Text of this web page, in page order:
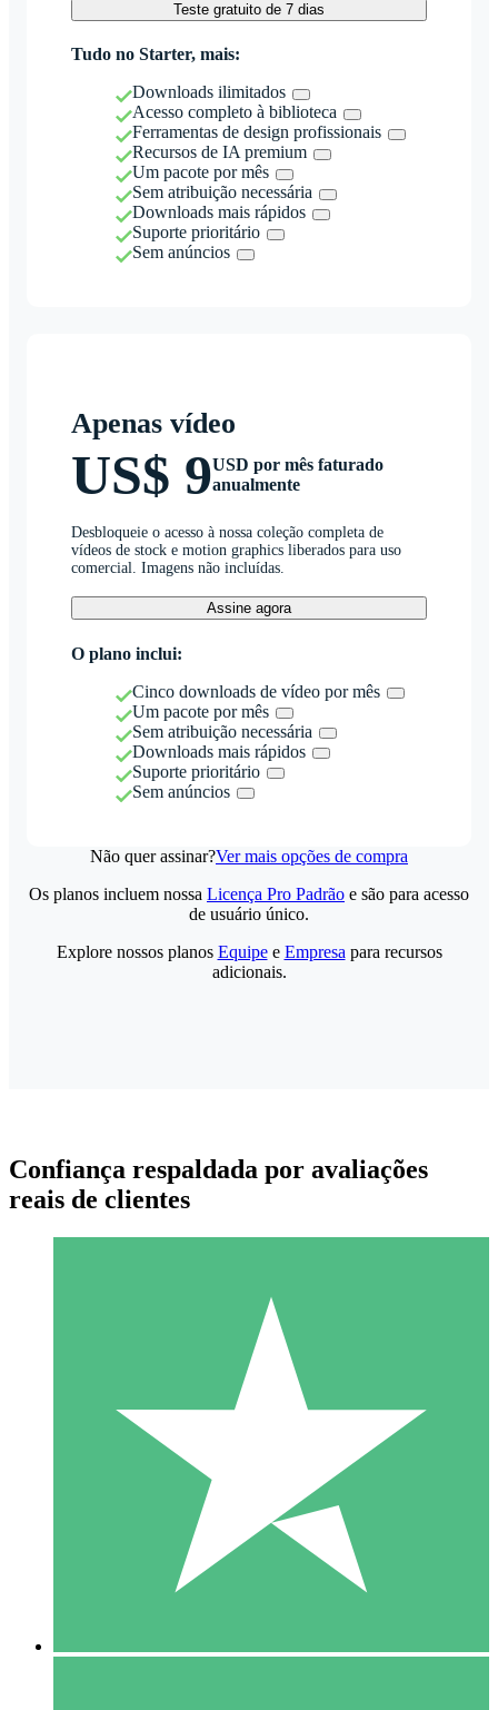
Teste gratuito de 7 dias
Tudo no Starter, mais:
Downloads ilimitados
Acesso completo à biblioteca
Ferramentas de design profissionais
Recursos de IA premium
Um pacote por mês
Sem atribuição necessária
Downloads mais rápidos
Suporte prioritário
Sem anúncios
Apenas vídeo
US$ 9USD por mês faturado
anualmente
Desbloqueie o acesso à nossa coleção completa de
vídeos de stock e motion graphics liberados para uso
comercial. Imagens não incluídas.
Assine agora
O plano inclui:
Cinco downloads de vídeo por mês
Um pacote por mês
Sem atribuição necessária
Downloads mais rápidos
Suporte prioritário
Sem anúncios
Não quer assinar?Ver mais opções de compra
Pacotes de Créditos Individuais
Pague conforme o uso com créditos de download. Sem
1000
Os planos incluem nossa Licença Pro Padrão e são para acesso
de usuário único.
Explore nossos planos Equipee Empresa para recursos
adicionais.
Confiança respaldada por avaliações
reais de clientes